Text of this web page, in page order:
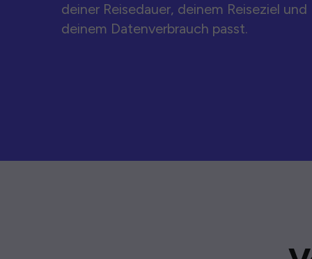
deiner Reisedauer, deinem Reiseziel und
deinem Datenverbrauch passt.